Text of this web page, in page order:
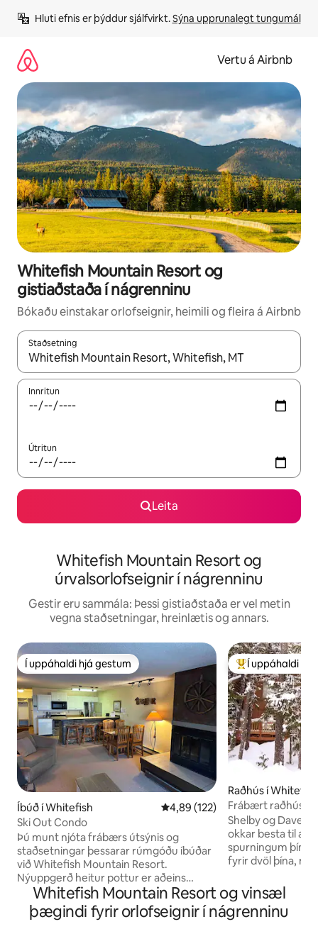
beint
Hluti efnis er þýddur sjálfvirkt. Sýna upprunalegt tungumál
Vertu á Airbnb
Whitefish Mountain Resort og
gistiaðstaða í nágrenninu
Bókaðu einstakar orlofseignir, heimili og fleira á Airbnb
Staðsetning
Þegar niðurstöður liggja fyrir skaltu nota upp og niður
Innritun
Útritun
Leita
Whitefish Mountain Resort og
úrvalsorlofseignir í nágrenninu
Gestir eru sammála: Þessi gistiaðstaða er vel metin
vegna staðsetningar, hreinlætis og annars.
Í uppáhaldi hjá gestum
Í uppáhaldi hjá gestum
Íbúð í Whitefish 4,89 af 5 í meðaleinkunn, 122
4,89 (122)
Ski Out Condo
Þú munt njóta frábærs útsýnis og
staðsetningar þessarar rúmgóðu íbúðar
við Whitefish Mountain Resort.
Nýuppgerð heitur pottur er aðeins
nokkrum skrefum frá stólum 1 og 2,
þessi íbúð með einu svefnherbergi og
einu baðherbergi rúmar 5 og er
Í mestu
Í uppáhaldi
Raðhús í Whitefish
Frábært raðhús
stjörnu
Shelby og Dave lofa: Við munum
okkar besta til að
spurningum
fyrir dvöl þína,
á meðal
hvar er gott að
munum sjá til
Whitefish Mountain Resort og vinsæl
þægindi fyrir orlofseignir í nágrenninu